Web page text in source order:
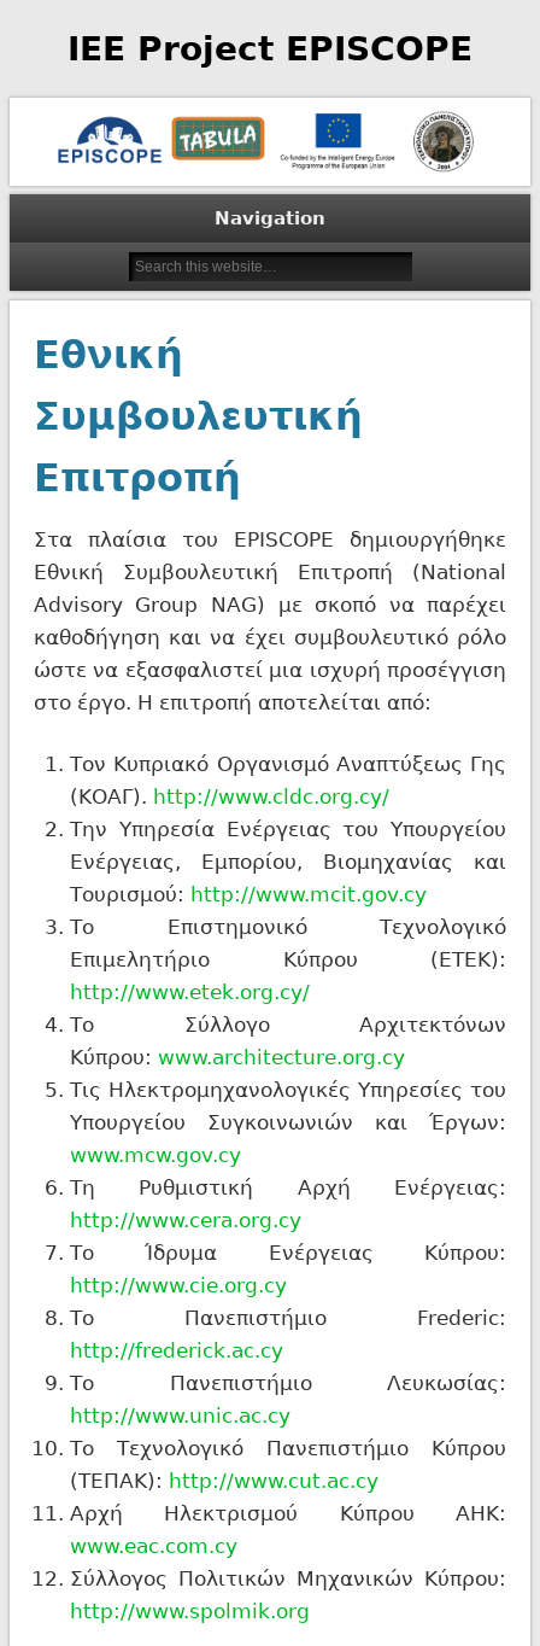
IEE Project EPISCOPE
Navigation
Εθνική
Συμβουλευτική
Επιτροπή
Στα πλαίσια του EPISCOPE δημιουργήθηκε
Εθνική Συμβουλευτική Επιτροπή (National
Advisory Group NAG) με σκοπό να παρέχει
καθοδήγηση και να έχει συμβουλευτικό ρόλο
ώστε να εξασφαλιστεί μια ισχυρή προσέγγιση
στο έργο. Η επιτροπή αποτελείται από:
Τον Κυπριακό Οργανισμό Αναπτύξεως Γης
(ΚΟΑΓ). http://www.cldc.org.cy/
Την Υπηρεσία Ενέργειας του Υπουργείου
Ενέργειας, Εμπορίου, Βιομηχανίας και
Τουρισμού: http://www.mcit.gov.cy
Το Επιστημονικό Τεχνολογικό
Επιμελητήριο Κύπρου (ΕΤΕΚ):
http://www.etek.org.cy/
Το Σύλλογο Αρχιτεκτόνων
Κύπρου: www.architecture.org.cy
Τις Ηλεκτρομηχανολογικές Υπηρεσίες του
Υπουργείου Συγκοινωνιών και Έργων:
www.mcw.gov.cy
Τη Ρυθμιστική Αρχή Ενέργειας:
http://www.cera.org.cy
Το Ίδρυμα Ενέργειας Κύπρου:
http://www.cie.org.cy
Το Πανεπιστήμιο Frederic:
http://frederick.ac.cy
Το Πανεπιστήμιο Λευκωσίας:
http://www.unic.ac.cy
Το Τεχνολογικό Πανεπιστήμιο Κύπρου
(ΤΕΠΑΚ): http://www.cut.ac.cy
Αρχή Ηλεκτρισμού Κύπρου ΑΗΚ:
www.eac.com.cy
Σύλλογος Πολιτικών Μηχανικών Κύπρου:
http://www.spolmik.org